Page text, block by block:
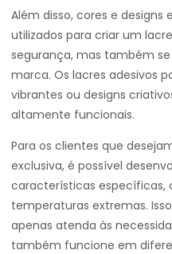
Além disso, cores e
utilizados para criar um
segurança, mas também
marca. Os lacres adesivos
vibrantes ou designs
altamente funcionais.
Para os clientes que
exclusiva, é possível
características específicas,
temperaturas extremas.
apenas atenda às
também funcione em